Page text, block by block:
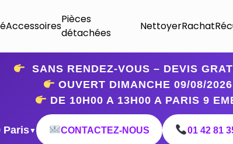
Accessoires
Pièces
détachées
NettoyerRachat
SANS RENDEZ-VOUS – DEVIS
OUVERT DIMANCHE 09/08/2026
DE 10H00 A 13H00 A PARIS 9
Paris▼ CONTACTEZ-NOUS 01 42 81